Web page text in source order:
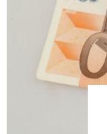
Untermenü
Untermenü
Untermenü